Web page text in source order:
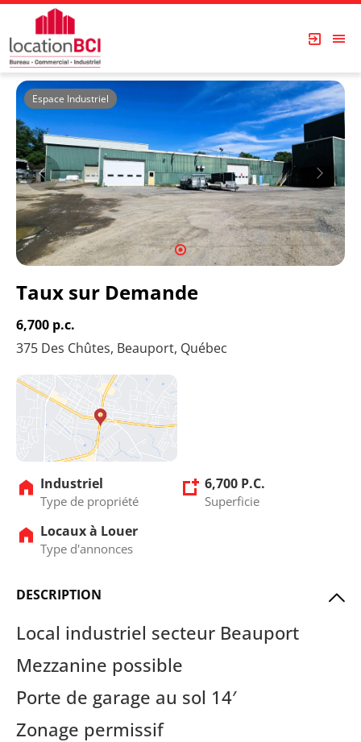
1
Espace Industriel
Taux sur Demande
6,700 p.c.
375 Des Chûtes, Beauport, Québec
Industriel
Type de propriété
6,700 P.C.
Superficie
Locaux à Louer
Type d'annonces
DESCRIPTION
Local industriel secteur Beauport
Mezzanine possible
Porte de garage au sol 14′
Zonage permissif